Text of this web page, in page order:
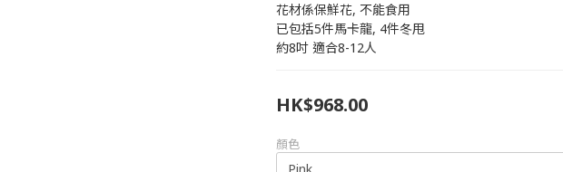
花材係保鮮花, 不能食用
已包括5件馬卡龍, 4件冬甩
約8吋 適合8-12人
HK$968.00
顏色